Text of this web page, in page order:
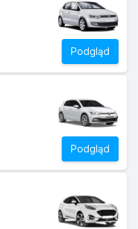
Podgląd
Podgląd